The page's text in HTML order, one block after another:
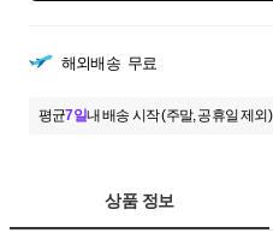
해외배송 무료
평균7일내 배송 시작 (주말, 공휴일 제외)
상품 정보